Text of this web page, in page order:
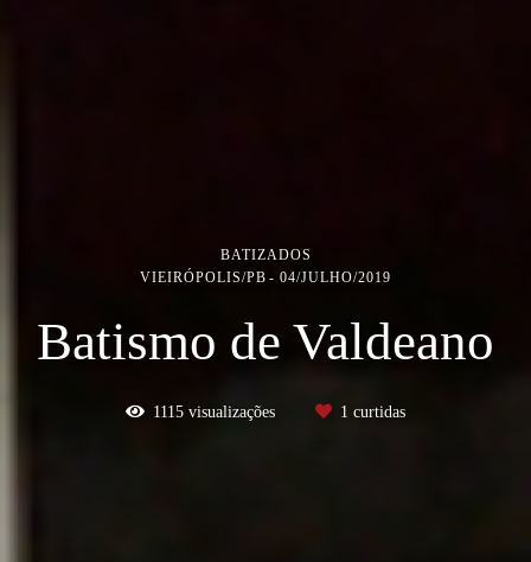
BATIZADOS
VIEIRÓPOLIS/PB
04/JULHO/2019
Batismo de Valdeano
1115 visualizações 1 curtidas